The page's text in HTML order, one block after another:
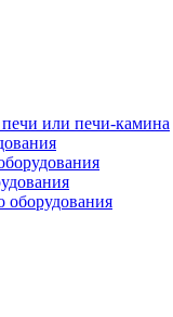
или печи-камина
оборудования